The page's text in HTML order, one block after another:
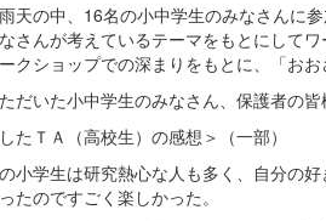
天の中、16名の小中学生のみなさんに
さんが考えているテーマをもとにして
クショップでの深まりをもとに、「お
だいた小中学生のみなさん、保護者の
たＴＡ（高校生）の感想＞（一部）
の小学生は研究熱心な人も多く、自分の
たのですごく楽しかった。